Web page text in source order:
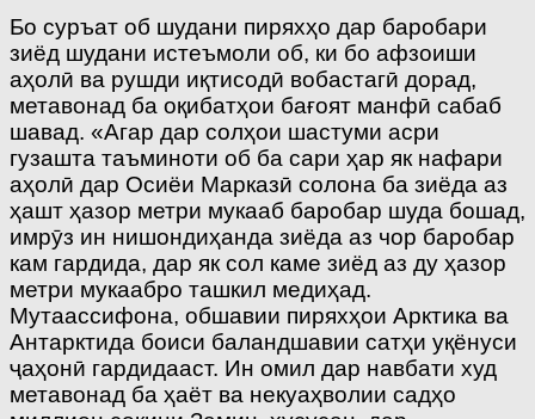
Бо суръат об шудани пиряхҳо дар баробари
зиёд шудани истеъмоли об, ки бо афзоиши
аҳолӣ ва рушди иқтисодӣ вобастагӣ дорад,
метавонад ба оқибатҳои бағоят манфӣ сабаб
шавад. «Агар дар солҳои шастуми асри
гузашта таъминоти об ба сари ҳар як нафари
аҳолӣ дар Осиёи Марказӣ солона ба зиёда аз
ҳашт ҳазор метри мукааб баробар шуда бошад,
имрӯз ин нишондиҳанда зиёда аз чор баробар
кам гардида, дар як сол каме зиёд аз ду ҳазор
метри мукаабро ташкил медиҳад.
Мутаассифона, обшавии пиряхҳои Арктика ва
Антарктида боиси баландшавии сатҳи уқёнуси
ҷаҳонӣ гардидааст. Ин омил дар навбати худ
метавонад ба ҳаёт ва некуаҳволии садҳо